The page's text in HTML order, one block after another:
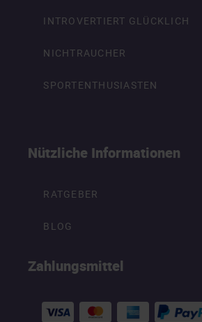
INTROVERTIERT GLÜCKLICH
NICHTRAUCHER
SPORTENTHUSIASTEN
Nützliche Informationen
RATGEBER
BLOG
Zahlungsmittel